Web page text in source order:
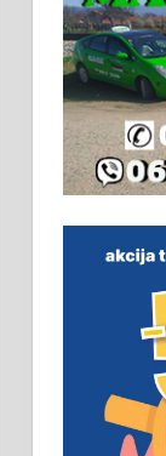
Рудник
д.о.о.
032/57-
радова.